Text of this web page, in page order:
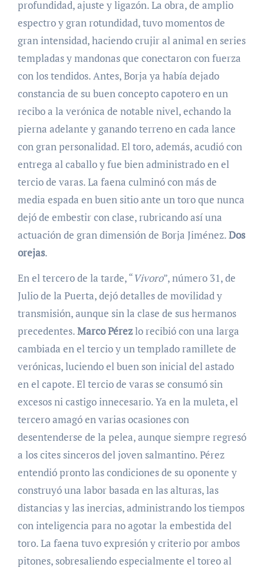
profundidad, ajuste y ligazón. La obra, de amplio
espectro y gran rotundidad, tuvo momentos de
gran intensidad, haciendo crujir al animal en series
templadas y mandonas que conectaron con fuerza
con los tendidos. Antes, Borja ya había dejado
constancia de su buen concepto capotero en un
recibo a la verónica de notable nivel, echando la
pierna adelante y ganando terreno en cada lance
con gran personalidad. El toro, además, acudió con
entrega al caballo y fue bien administrado en el
tercio de varas. La faena culminó con más de
media espada en buen sitio ante un toro que nunca
dejó de embestir con clase, rubricando así una
actuación de gran dimensión de Borja Jiménez.Dos
orejas.
En el tercero de la tarde, “Vivoro”, número 31, de
Julio de la Puerta, dejó detalles de movilidad y
transmisión, aunque sin la clase de sus hermanos
precedentes.Marco Pérezlo recibió con una larga
cambiada en el tercio y un templado ramillete de
verónicas, luciendo el buen son inicial del astado
en el capote. El tercio de varas se consumó sin
excesos ni castigo innecesario. Ya en la muleta, el
tercero amagó en varias ocasiones con
desentenderse de la pelea, aunque siempre regresó
a los cites sinceros del joven salmantino. Pérez
entendió pronto las condiciones de su oponente y
construyó una labor basada en las alturas, las
distancias y las inercias, administrando los tiempos
con inteligencia para no agotar la embestida del
toro. La faena tuvo expresión y criterio por ambos
pitones, sobresaliendo especialmente el toreo al